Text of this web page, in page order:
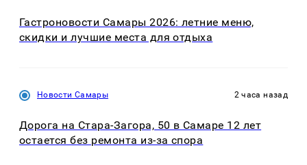
Гастроновости Самары 2026: летние меню,
скидки и лучшие места для отдыха
Новости Самары 2 часа назад
Дорога на Стара-Загора, 50 в Самаре 12 лет
остается без ремонта из-за спора